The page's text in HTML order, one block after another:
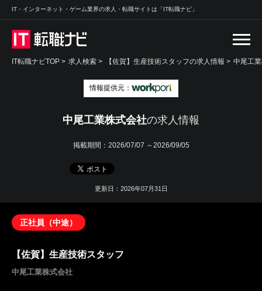
IT・インターネット・ゲーム業界の求人・転職サイトは「IT転職ナビ」
IT転職ナビTOP > 求人検索 > 【佐賀】生産技術スタッフの求人情報 > 中尾工
情報提供元：
中尾工業株式会社の求人情報
掲載期間： 2026/07/07 ～2026/09/05
更新日：2026年07月31日
正社員（中途）
【佐賀】生産技術スタッフ
中尾工業株式会社